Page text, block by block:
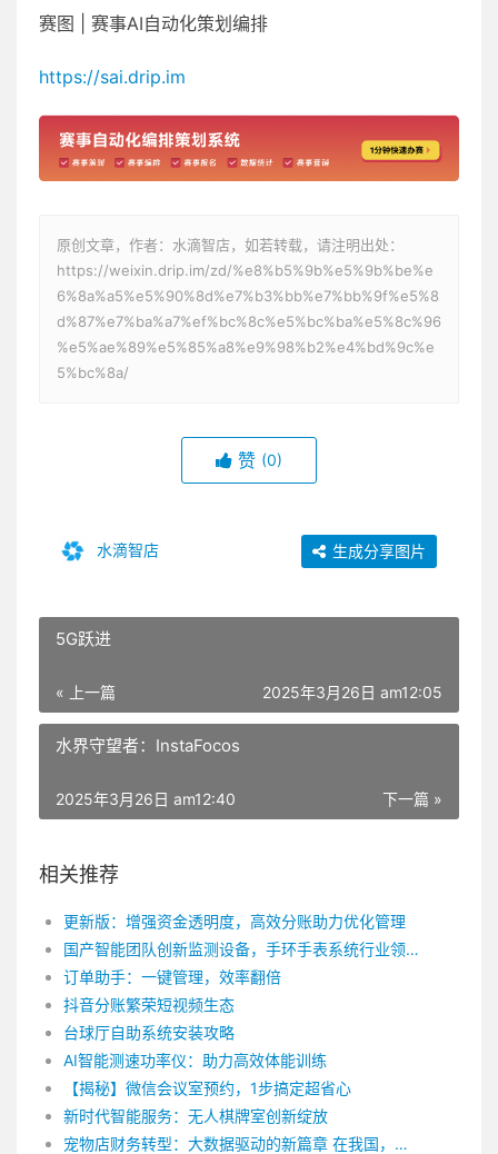
赛图 | 赛事AI自动化策划编排
https://sai.drip.im
原创文章，作者：水滴智店，如若转载，请注明出处：
https://weixin.drip.im/zd/%e8%b5%9b%e5%9b%be%e
6%8a%a5%e5%90%8d%e7%b3%bb%e7%bb%9f%e5%8
d%87%e7%ba%a7%ef%bc%8c%e5%bc%ba%e5%8c%96
%e5%ae%89%e5%85%a8%e9%98%b2%e4%bd%9c%e
5%bc%8a/
赞 (0)
水滴智店 生成分享图片
5G跃进
« 上一篇 2025年3月26日 am12:05
水界守望者：InstaFocos
下一篇 »
2025年3月26日 am12:40
相关推荐
更新版：增强资金透明度，高效分账助力优化管理
国产智能团队创新监测设备，手环手表系统行业领先
订单助手：一键管理，效率翻倍
抖音分账繁荣短视频生态
台球厅自助系统安装攻略
AI智能测速功率仪：助力高效体能训练
【揭秘】微信会议室预约，1步搞定超省心
新时代智能服务：无人棋牌室创新绽放
宠物店财务转型：大数据驱动的新篇章 在我国，宠物行业近年来发展迅猛，越来越多的宠物门店如雨后春笋般涌现。随着市场竞争的加剧，门店经营者逐渐意识到财务管理的重要性。为了在这场竞争中脱颖而出，一款强大的宠物门店系统成为了必要之选。在这样的背景下，宠物门店系统应运而生，为门店经营者带来了前所未有的便捷体验。本文将围绕宠物门店系统的财务数据分析功能，探讨如何掀起新篇章。 一、打破传统财务管理模式 传统宠物门店的财务管理往往依赖于人工操作，容易出现数据错误、统计不准确等问题。而宠物门店系统将财务数据管理电子化，实现全面信息化管理。通过系统自动记录每一笔收支，经营者可以实时了解门店的经营状况，确保数据准确无误。此外，系统还支持自动生成各类财务报表，方便经营者进行数据分析，为经营决策提供有力支持。 二、精细化数据分析，助力决策优化 宠物门店系统内置丰富的数据分析功能，可从多个维度对门店财务数据进行挖掘和分析。例如，通过对销售额、成本、毛利润等核心数据的实时监控，经营者可以掌握门店的盈利状况，及时发现问题并进行调整。此外，系统还可分析商品的销售排行榜，帮助经营者了解消费者喜好，合理配置商品库存。通过对顾客消费行为的分析，门店还可以制定针对性的营销策略，提升客户粘性。 三、跨门店数据整合，实现规模化经营 随着门店数量的增加，宠物门店品牌连锁企业对财务数据管理的需求也不断提高。宠物门店系统支持多门店数据整合，实现统一的管理和分析。经营者可以通过系统实时查看各门店的经营状况，进行跨门店的数据对比和分析。这将有助于企业制定统一的经营策略，实现规模化经营。同时，系统还可以支持数据导出，方便经营者进行进一步的数据挖掘和分析。 四、智能预警，防范经营风险 宠物门店系统具有智能预警功能，可以根据门店的财务数据进行风险评估。当系统检测到门店的经营状况出现异常时，会立即发出预警信号。经营者可以根据预警信息，提前采取措施，避免经营风险。此外，系统还可以通过数据分析，为经营者提供合理的库存预警，防止库存积压，降低经营成本。 总之，宠物门店系统以其强大的财务数据分析功能，助力门店经营者打破传统财务管理模式的束缚，实现精细化、智能化经营。随着我国宠物行业的不断发展，宠物门店系统将为门店经营者带来更加美好的未来。在此，让我们一起揭开财务数据分析的新篇章，共创辉煌！水滴智店 | 健康管理机构数字化方案：